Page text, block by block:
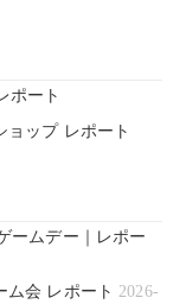
ポート
ョップ レポート
ームデー｜レポー
ム会 レポート 2026-